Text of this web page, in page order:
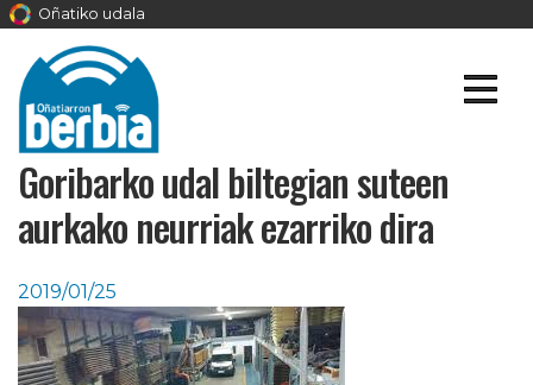
Oñatiko udala
Goribarko udal biltegian suteen
aurkako neurriak ezarriko dira
2019/01/25